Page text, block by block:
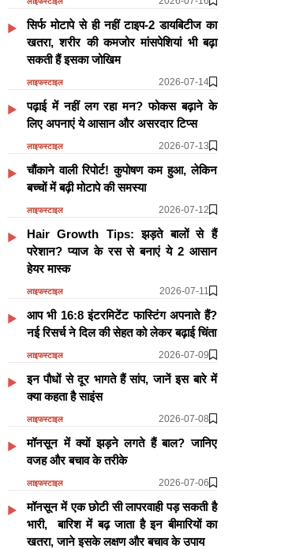
सिर्फ मोटापे से ही नहीं टाइप-2 डायबिटीज का
खतरा, शरीर की कमजोर मांसपेशियां भी बढ़ा
सकती हैं इसका जोखिम
लाइफस्टाइल 2026-07-14
पढ़ाई में नहीं लग रहा मन? फोकस बढ़ाने के
लिए अपनाएं ये आसान और असरदार टिप्स
लाइफस्टाइल 2026-07-13
चौंकाने वाली रिपोर्ट! कुपोषण कम हुआ, लेकिन
बच्चों में बढ़ी मोटापे की समस्या
लाइफस्टाइल 2026-07-12
Hair Growth Tips: झड़ते बालों से हैं
परेशान? प्याज के रस से बनाएं ये 2 आसान
हेयर मास्क
लाइफस्टाइल 2026-07-11
आप भी 16:8 इंटरमिटेंट फास्टिंग अपनाते हैं?
नई रिसर्च ने दिल की सेहत को लेकर बढ़ाई चिंता
लाइफस्टाइल 2026-07-09
इन पौधों से दूर भागते हैं सांप, जानें इस बारे में
क्या कहता है साइंस
लाइफस्टाइल 2026-07-08
मॉनसून में क्यों झड़ने लगते हैं बाल? जानिए
वजह और बचाव के तरीके
लाइफस्टाइल 2026-07-06
मॉनसून में एक छोटी सी लापरवाही पड़ सकती है
भारी, बारिश में बढ़ जाता है इन बीमारियों का
खतरा, जाने इसके लक्षण और बचाव के उपाय